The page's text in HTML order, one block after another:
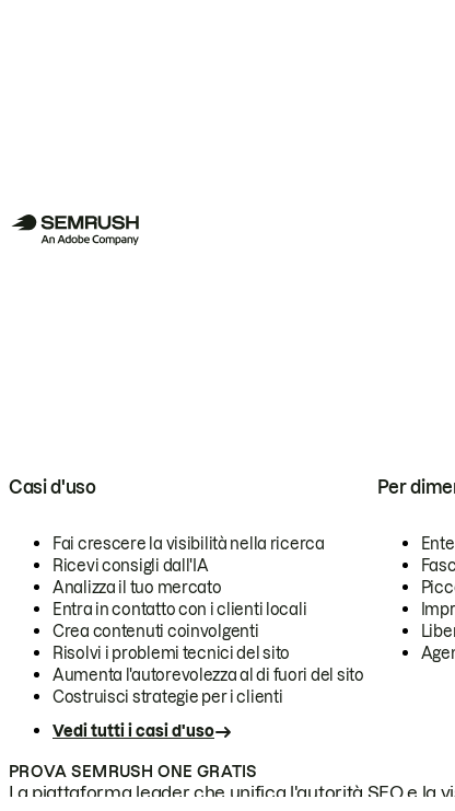
Casi d'uso
Fai crescere la visibilità nella ricerca
Ricevi consigli dall'IA
Analizza il tuo mercato
Entra in contatto con i clienti locali
Crea contenuti coinvolgenti
Risolvi i problemi tecnici del sito
Aumenta l'autorevolezza al di fuori del sito
Costruisci strategie per i clienti
Vedi tutti i casi d'uso
Per
PROVA SEMRUSH ONE GRATIS
La piattaforma leader che unifica l'autorità SEO e la